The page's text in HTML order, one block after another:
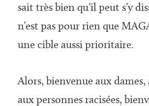
sait très bien qu’il peut s’y
n’est pas pour rien que
une cible aussi prioritaire.
Alors, bienvenue aux
aux personnes racisées,